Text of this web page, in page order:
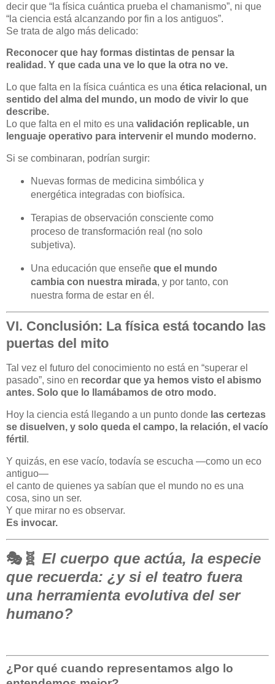
decir que “la física cuántica prueba el chamanismo”, ni que
“la ciencia está alcanzando por fin a los antiguos”.
Se trata de algo más delicado:
Reconocer que hay formas distintas de pensar la
realidad. Y que cada una ve lo que la otra no ve.
Lo que falta en la física cuántica es una ética relacional, un
sentido del alma del mundo, un modo de vivir lo que
describe.
Lo que falta en el mito es una validación replicable, un
lenguaje operativo para intervenir el mundo moderno.
Si se combinaran, podrían surgir:
Nuevas formas de medicina simbólica y
energética integradas con biofísica.
Terapias de observación consciente como
proceso de transformación real (no solo
subjetiva).
Una educación que enseñe que el mundo
cambia con nuestra mirada, y por tanto, con
nuestra forma de estar en él.
VI. Conclusión: La física está tocando las
puertas del mito
Tal vez el futuro del conocimiento no está en “superar el
pasado”, sino en recordar que ya hemos visto el abismo
antes. Solo que lo llamábamos de otro modo.
Hoy la ciencia está llegando a un punto donde las certezas
se disuelven, y solo queda el campo, la relación, el vacío
fértil .
Y quizás, en ese vacío, todavía se escucha —como un eco
antiguo—
el canto de quienes ya sabían que el mundo no es una
cosa, sino un ser.
Y que mirar no es observar.
Es invocar.
🎭🧬 El cuerpo que actúa, la especie
que recuerda: ¿y si el teatro fuera
una herramienta evolutiva del ser
humano?
¿Por qué cuando representamos algo lo